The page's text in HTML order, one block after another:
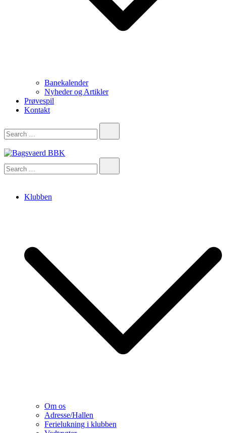
Banekalender
Nyheder og Artikler
Prøvespil
Kontakt
Bagsvaerd BBK
Klubben
Om os
Adresse/Hallen
Ferielukning i klubben